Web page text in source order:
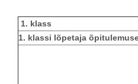
1. klass
1. klassi lõpetaja